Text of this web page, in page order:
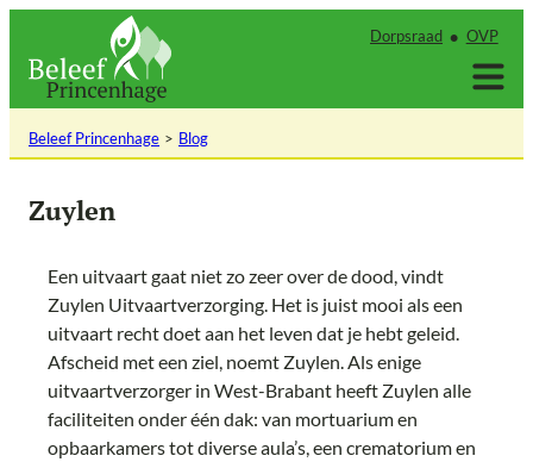
inhoud
Dorpsraad OVP
Beleef Princenhage Blog
Zuylen
Een uitvaart gaat niet zo zeer over de dood, vindt
Zuylen Uitvaartverzorging. Het is juist mooi als een
uitvaart recht doet aan het leven dat je hebt geleid.
Afscheid met een ziel, noemt Zuylen. Als enige
uitvaartverzorger in West-Brabant heeft Zuylen alle
faciliteiten onder één dak: van mortuarium en
opbaarkamers tot diverse aula’s, een crematorium en